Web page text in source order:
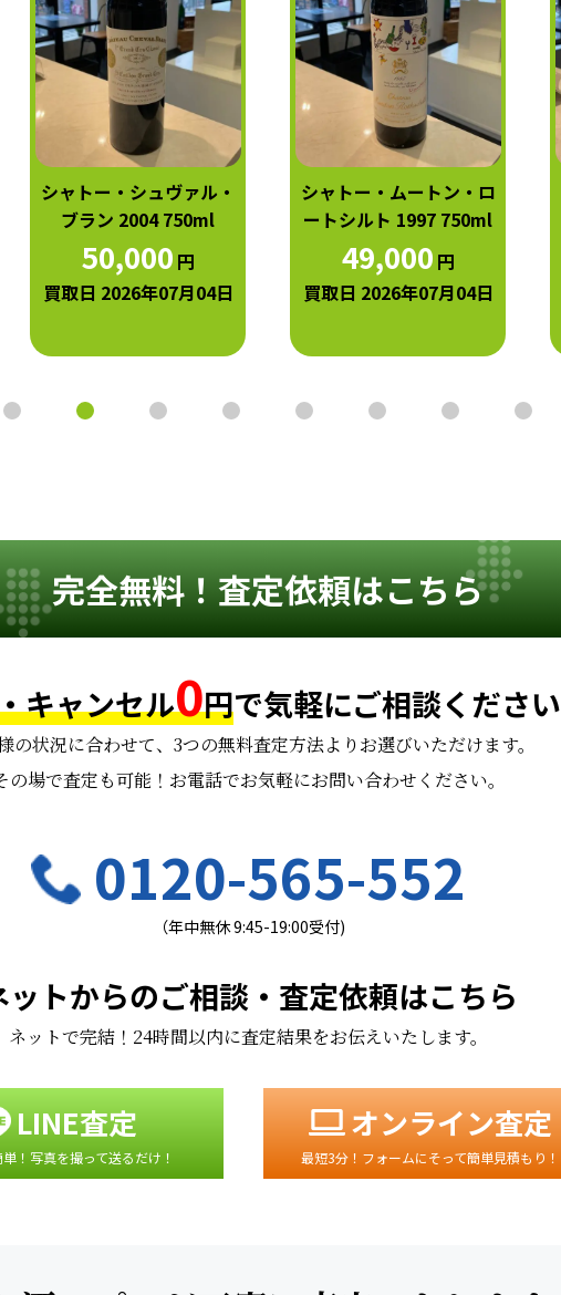
シャトー・シュヴァル・
ブラン 2004 750ml
50,000 円
買取日 2026年07月04日
シャトー・ムートン・ロ
ートシルト 1997 750ml
49,000 円
買取日 2026年07月04日
完全無料！査定依頼はこちら
キャンセル0円で気軽にご相談ください
の状況に合わせて、 3つの無料査定方法よりお選びいただけます。
の場で査定も可能！お電話でお気軽にお問い合わせください。
0120-565-552
（年中無休 9:45-19:00受付)
ットからのご相談・査定依頼はこちら
ネットで完結！24時間以内に査定結果をお伝えいたします。
LINE査定
！写真を撮って送るだけ！
オンライン査定
最短3分！フォームにそって簡単見積もり！